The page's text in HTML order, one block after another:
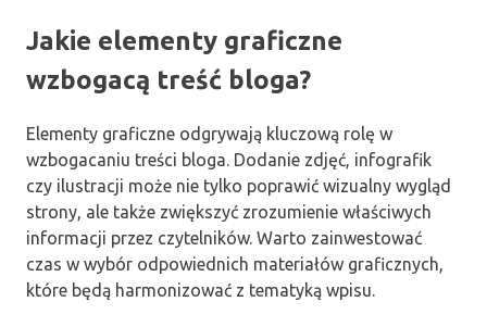
Jakie elementy graficzne
wzbogacą treść bloga?
Elementy graficzne odgrywają kluczową rolę w
wzbogacaniu treści bloga. Dodanie zdjęć, infografik
czy ilustracji może nie tylko poprawić wizualny wygląd
strony, ale także zwiększyć zrozumienie właściwych
informacji przez czytelników. Warto zainwestować
czas w wybór odpowiednich materiałów graficznych,
które będą harmonizować z tematyką wpisu.